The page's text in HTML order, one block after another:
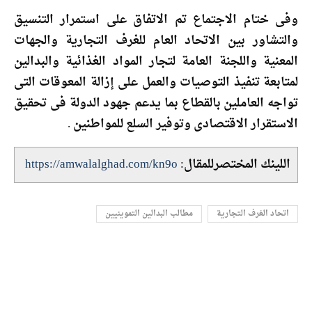
‏وفى ختام الاجتماع تم الاتفاق على استمرار التنسيق
والتشاور بين الاتحاد العام للغرف التجارية والجهات
المعنية واللجنة العامة لتجار المواد الغذائية والبدالين
لمتابعة تنفيذ التوصيات والعمل على إزالة المعوقات التى
تواجه العاملين بالقطاع بما يدعم جهود الدولة فى تحقيق
الاستقرار الاقتصادى وتوفير السلع للمواطنين .
اللينك المختصرللمقال:https://amwalalghad.com/kn9o
اتحاد الغرف التجارية مطالب البدالين التموينيين